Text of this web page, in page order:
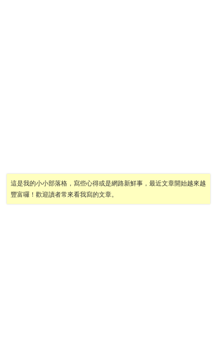
這是我的小小部落格，寫些心得或是網路新鮮事，最近文章開始越來越
豐富囉！歡迎讀者常來看我寫的文章。